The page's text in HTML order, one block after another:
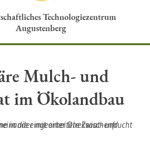
Technologiezentrum
Augustenberg
Mulch- und
im Ökolandbau